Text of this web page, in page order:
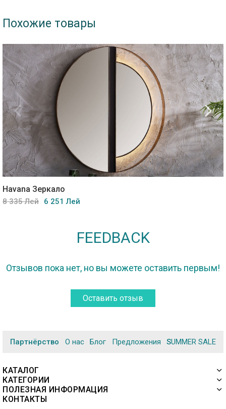
Похожие товары
Havana Зеркало
8 335 Лей 6 251 Лей
FEEDBACK
Отзывов пока нет, но вы можете оставить первым!
Оставить отзыв
Партнёрство О нас Блог Предложения SUMMER SALE
КАТАЛОГ
КАТЕГОРИИ
ПОЛЕЗНАЯ ИНФОРМАЦИЯ
КОНТАКТЫ